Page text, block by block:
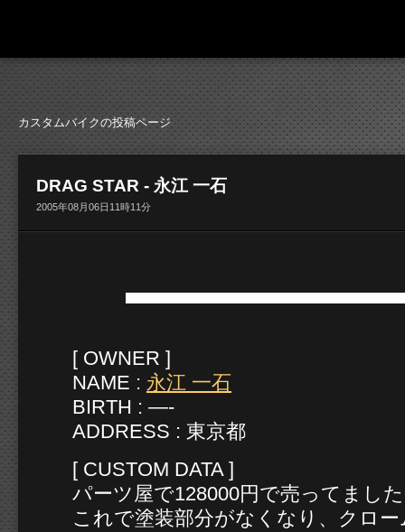
カスタムバイクの投稿ページ
DRAG STAR - 永江 一石
2005年08月06日11時11分
[ OWNER ]
NAME : 永江 一石
BIRTH : —-
ADDRESS : 東京都
[ CUSTOM DATA ]
パーツ屋で128000円で売ってまし
これで塗装部分がなくなり、クロ